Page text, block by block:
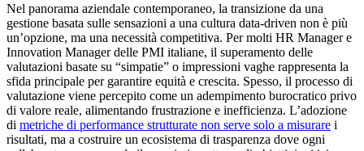
Nel panorama aziendale contemporaneo, la transizione da una
gestione basata sulle sensazioni a una cultura data-driven non è più
un’opzione, ma una necessità competitiva. Per molti HR Manager e
Innovation Manager delle PMI italiane, il superamento delle
valutazioni basate su “simpatie” o impressioni vaghe rappresenta la
sfida principale per garantire equità e crescita. Spesso, il processo di
valutazione viene percepito come un adempimento burocratico privo
di valore reale, alimentando frustrazione e inefficienza. L’adozione
di metriche di performance strutturate non serve solo a misurare i
risultati, ma a costruire un ecosistema di trasparenza dove ogni